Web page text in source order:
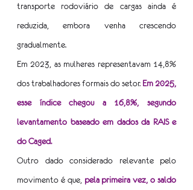
transporte rodoviário de cargas ainda é
reduzida, embora venha crescendo
gradualmente.
Em 2023, as mulheres representavam 14,8%
dos trabalhadores formais do setor. Em 2025,
esse índice chegou a 16,8%, segundo
levantamento baseado em dados da RAIS e
do Caged.
Outro dado considerado relevante pelo
movimento é que, pela primeira vez, o saldo